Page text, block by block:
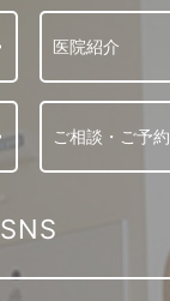
医院紹介
ご相談・ご予約
SNS